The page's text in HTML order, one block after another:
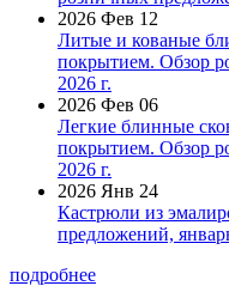
2026 Фев 12
Литые и кованые
покрытием. Обзор
2026 г.
2026 Фев 06
Легкие блинные
покрытием. Обзор
2026 г.
2026 Янв 24
Кастрюли из
предложений,
подробнее